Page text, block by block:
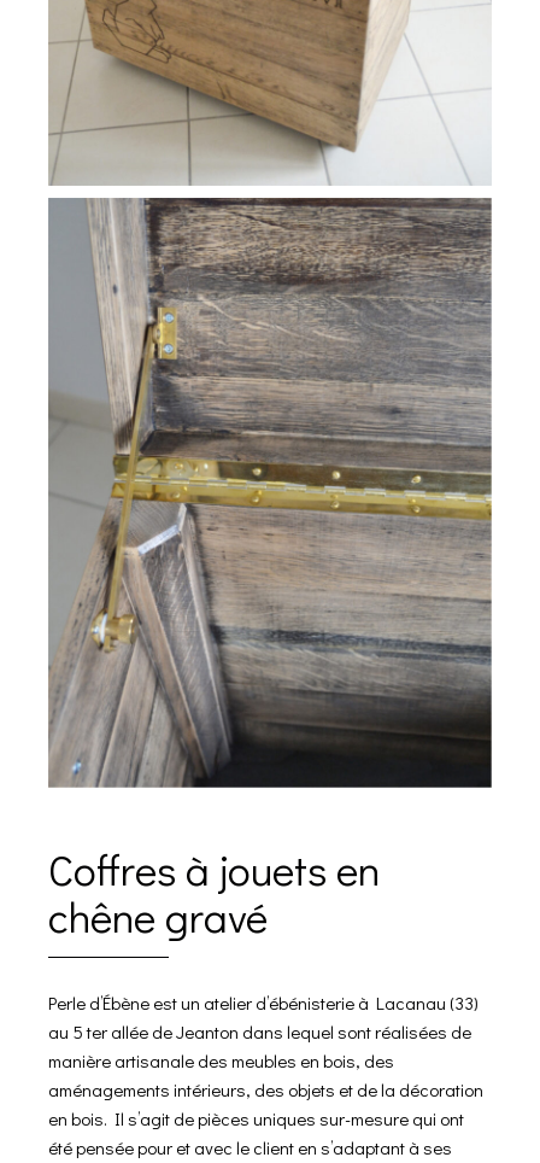
Coffres à jouets en
chêne gravé
Perle d’Ébène est un atelier d’ébénisterie à Lacanau (33)
au 5 ter allée de Jeanton dans lequel sont réalisées de
manière artisanale des meubles en bois, des
aménagements intérieurs, des objets et de la décoration
en bois. Il s’agit de pièces uniques sur-mesure qui ont
été pensée pour et avec le client en s’adaptant à ses